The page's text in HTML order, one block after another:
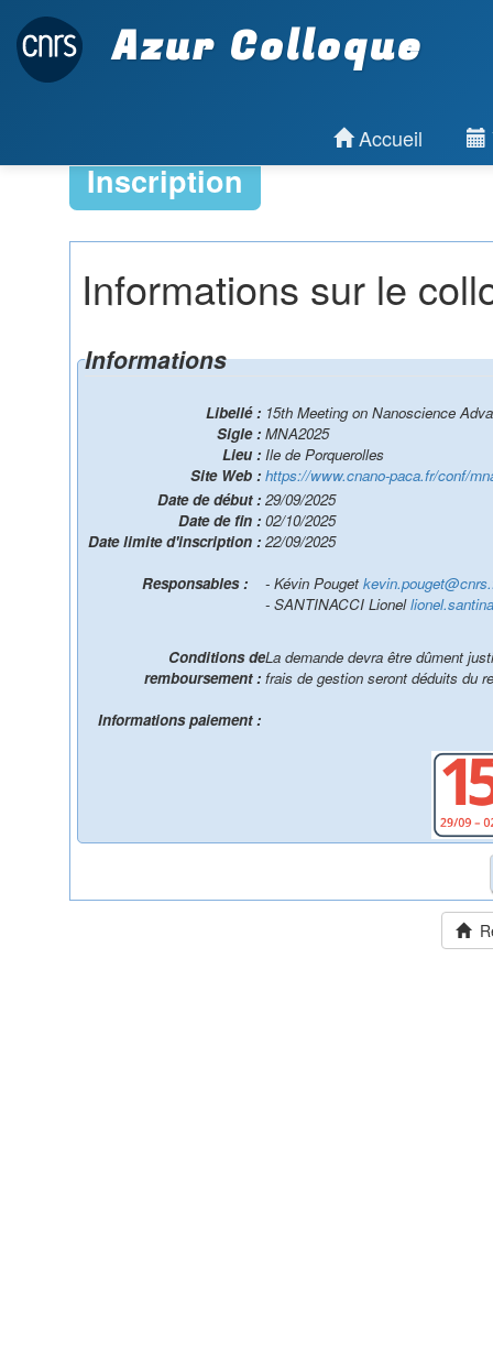
Azur Colloque
Accueil
Inscription
Informations sur le
Informations
Libellé : 15th Meeting on Nanoscience
Sigle : MNA2025
Lieu : Ile de Porquerolles
Site Web : https://www.cnano-paca.fr/conf/
Date de début : 29/09/2025
Date de fin : 02/10/2025
Date limite d'inscription : 22/09/2025
- Kévin Pouget
- SANTINACCI Lionel
Conditions de
remboursement :
La demande devra être dûment
frais de gestion seront déduits du
Informations paiement :